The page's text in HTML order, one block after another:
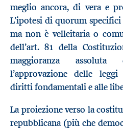
meglio ancora, di vera e
L’ipotesi di quorum
ma non è velleitaria o
dell’art. 81 della
maggioranza
l’approvazione delle
diritti fondamentali e alle
La proiezione verso la
repubblicana (più che